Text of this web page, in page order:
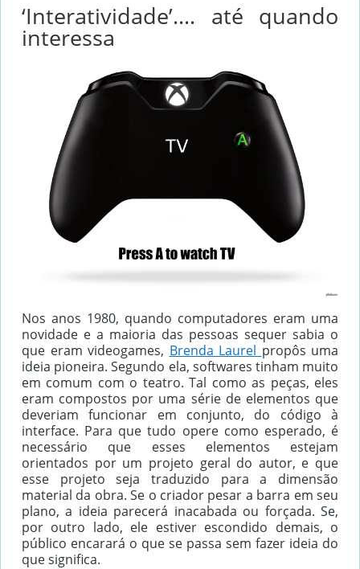
‘Interatividade’…. até quando
interessa
Nos anos 1980, quando computadores eram uma
novidade e a maioria das pessoas sequer sabia o
que eram videogames, Brenda Laurel propôs uma
ideia pioneira. Segundo ela, softwares tinham muito
em comum com o teatro. Tal como as peças, eles
eram compostos por uma série de elementos que
deveriam funcionar em conjunto, do código à
interface. Para que tudo opere como esperado, é
necessário que esses elementos estejam
orientados por um projeto geral do autor, e que
esse projeto seja traduzido para a dimensão
material da obra. Se o criador pesar a barra em seu
plano, a ideia parecerá inacabada ou forçada. Se,
por outro lado, ele estiver escondido demais, o
público encarará o que se passa sem fazer ideia do
que significa.